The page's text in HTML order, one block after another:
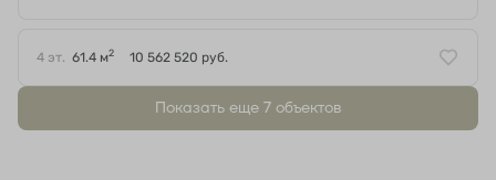
4 эт. 61.4 м2 10 562 520 руб.
Показать еще 7 объектов